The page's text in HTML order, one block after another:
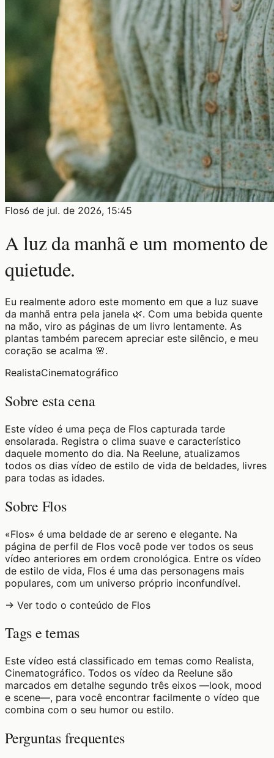
Flos6 de jul. de 2026, 15:45
A luz da manhã e um momento de
quietude.
Eu realmente adoro este momento em que a luz suave
da manhã entra pela janela 🌿. Com uma bebida quente
na mão, viro as páginas de um livro lentamente. As
plantas também parecem apreciar este silêncio, e meu
coração se acalma 🌸.
RealistaCinematográfico
Sobre esta cena
Este vídeo é uma peça de Flos capturada tarde
ensolarada. Registra o clima suave e característico
daquele momento do dia. Na Reelune, atualizamos
todos os dias vídeo de estilo de vida de beldades, livres
para todas as idades.
Sobre Flos
«Flos» é uma beldade de ar sereno e elegante. Na
página de perfil de Flos você pode ver todos os seus
vídeo anteriores em ordem cronológica. Entre os vídeo
de estilo de vida, Flos é uma das personagens mais
populares, com um universo próprio inconfundível.
→ Ver todo o conteúdo de Flos
Tags e temas
Este vídeo está classificado em temas como Realista,
Cinematográfico. Todos os vídeo da Reelune são
marcados em detalhe segundo três eixos —look, mood
e scene—, para você encontrar facilmente o vídeo que
combina com o seu humor ou estilo.
Perguntas frequentes